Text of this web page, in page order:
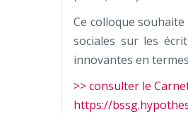
Ce colloque
sociales sur les
innovantes en
>> consulter le
https://